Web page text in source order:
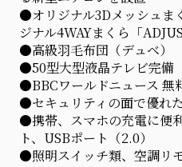
●オリジナル3Dメッシュま
ジナル4WAYまくら「
●高級羽毛布団（デュベ）
●50型大型液晶テレビ完備
●BBCワールドニュース 無
●セキュリティの面で優れ
●携帯、スマホの充電に便
ト、USBポート（2.0）
●照明スイッチ類、空調リ